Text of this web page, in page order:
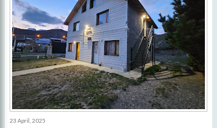
23 April, 2025